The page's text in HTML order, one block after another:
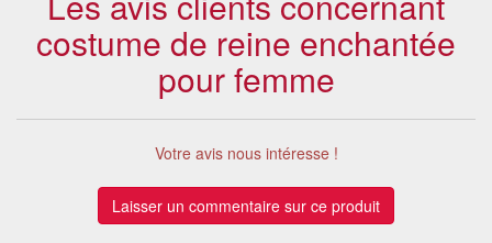
costume de reine enchantée
pour femme
Votre avis nous intéresse !
Laisser un commentaire sur ce produit